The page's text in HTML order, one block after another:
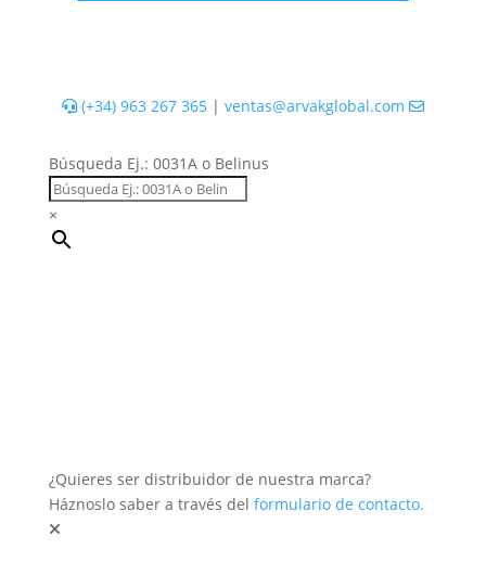
(+34) 963 267 365| ventas@arvakglobal.com
Búsqueda Ej.: 0031A o Belinus
×
¿Quieres ser distribuidor de nuestra marca?
Háznoslo saber a través del formulario de contacto.